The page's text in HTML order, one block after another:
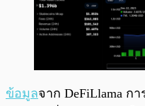
ข้อมูลจาก DeFiLlama ก